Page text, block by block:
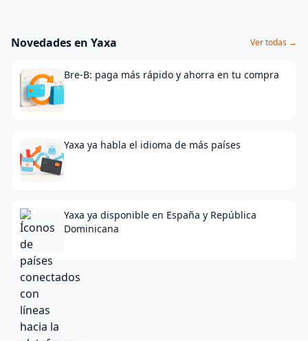
Novedades en Yaxa Ver todas →
Bre-B: paga más rápido y ahorra en tu compra
Yaxa ya habla el idioma de más países
Yaxa ya disponible en España y República
Dominicana